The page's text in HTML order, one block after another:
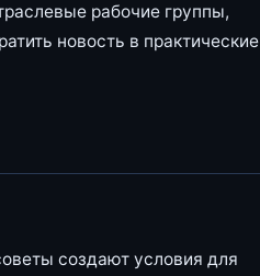
рабочие группы,
новость в практические
создают условия для